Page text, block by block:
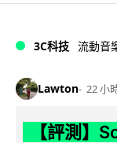
3C科技 流動音
Lawton 22 小
【評測】